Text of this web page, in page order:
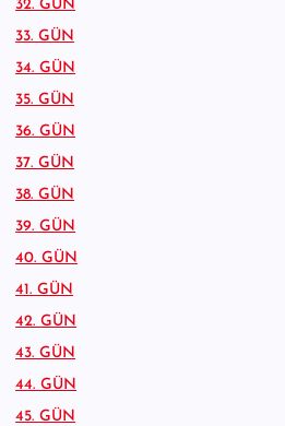
32. GÜN
33. GÜN
34. GÜN
35. GÜN
36. GÜN
37. GÜN
38. GÜN
39. GÜN
40. GÜN
41. GÜN
42. GÜN
43. GÜN
44. GÜN
45. GÜN